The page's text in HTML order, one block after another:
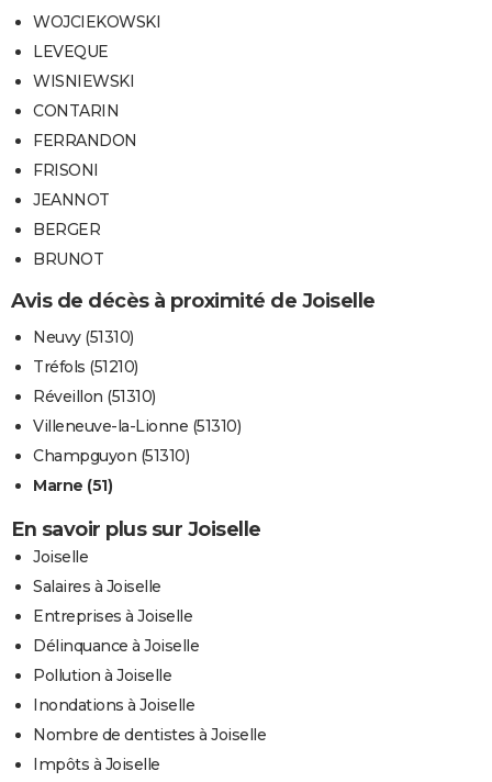
WOJCIEKOWSKI
LEVEQUE
WISNIEWSKI
CONTARIN
FERRANDON
FRISONI
JEANNOT
BERGER
BRUNOT
Avis de décès à proximité de Joiselle
Neuvy (51310)
Tréfols (51210)
Réveillon (51310)
Villeneuve-la-Lionne (51310)
Champguyon (51310)
Marne (51)
En savoir plus sur Joiselle
Joiselle
Salaires à Joiselle
Entreprises à Joiselle
Délinquance à Joiselle
Pollution à Joiselle
Inondations à Joiselle
Nombre de dentistes à Joiselle
Impôts à Joiselle